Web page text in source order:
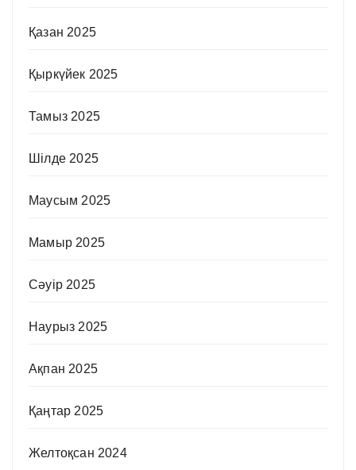
Қазан 2025
Қыркүйек 2025
Тамыз 2025
Шілде 2025
Маусым 2025
Мамыр 2025
Сәуір 2025
Наурыз 2025
Ақпан 2025
Қаңтар 2025
Желтоқсан 2024